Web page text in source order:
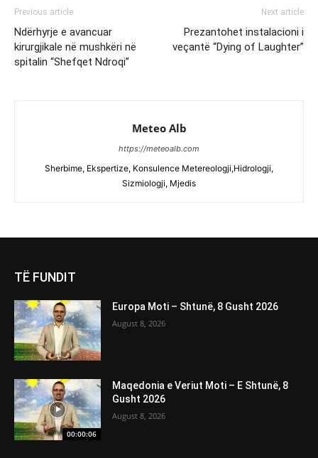
Previous article
Ndërhyrje e avancuar
kirurgjikale në mushkëri në
spitalin “Shefqet Ndroqi”
Next article
Prezantohet instalacioni i
veçantë “Dying of Laughter”
Meteo Alb
https://meteoalb.com
Sherbime, Ekspertize, Konsulence Metereologji,Hidrologji,
Sizmiologji, Mjedis
TË FUNDIT
Europa Moti – Shtunë, 8 Gusht 2026
August 8, 2026
00:00:06
Maqedonia e Veriut Moti – E Shtunë, 8
Gusht 2026
August 8, 2026